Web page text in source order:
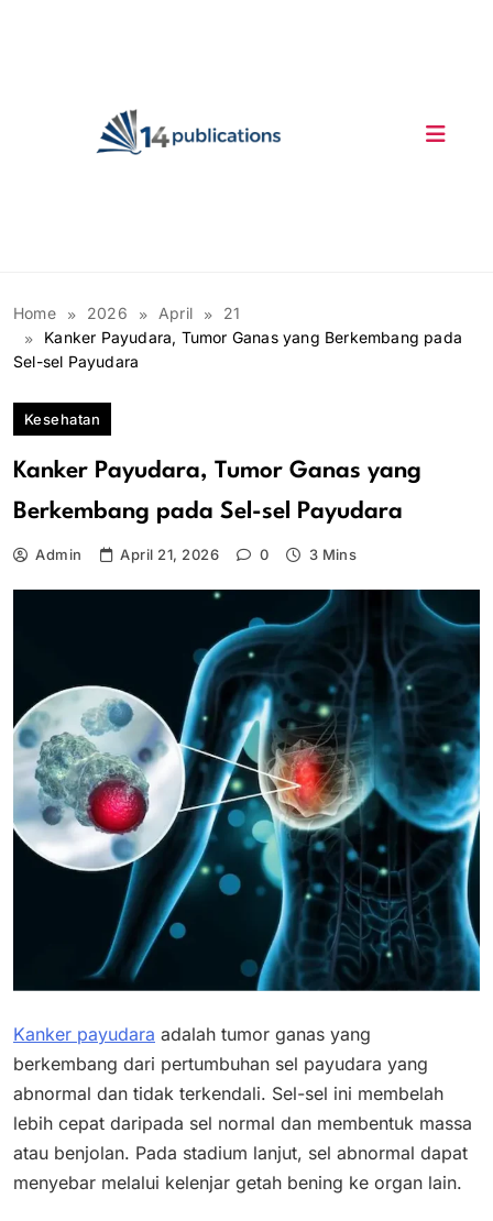
Home 2026 April
21
Kanker Payudara, Tumor Ganas yang Berkembang pada
Sel-sel Payudara
Kesehatan
Kanker Payudara, Tumor Ganas yang
Berkembang pada Sel-sel Payudara
Admin April 21, 2026 0 3 Mins
Kanker payudara adalah tumor ganas yang
berkembang dari pertumbuhan sel payudara yang
abnormal dan tidak terkendali. Sel-sel ini membelah
lebih cepat daripada sel normal dan membentuk massa
atau benjolan. Pada stadium lanjut, sel abnormal dapat
menyebar melalui kelenjar getah bening ke organ lain.